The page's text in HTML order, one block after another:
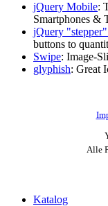
jQuery Mobile:
Smartphones &
jQuery
buttons to
Swipe: Image-
glyphish: Great
Alle
Katalog